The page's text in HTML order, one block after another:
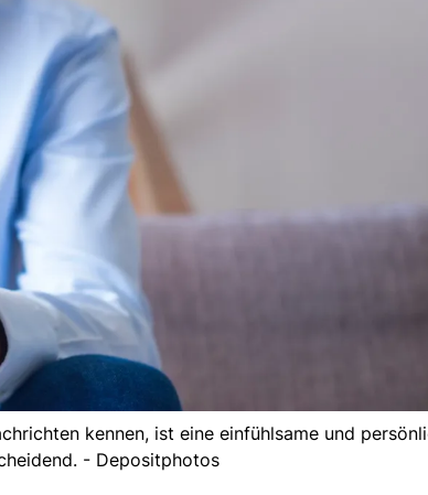
kennen, ist eine einfühlsame und
- Depositphotos